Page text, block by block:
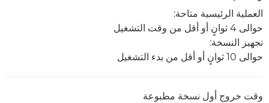
العملية الرئيسية متاحة:
حوالى 4 ثوانٍ أو أقل من وقت التشغيل
تجهيز النسخة:
حوالى 10 ثوانٍ أو أقل من بدء التشغيل
وقت خروج أول نسخة مطبوعة